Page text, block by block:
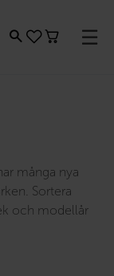
många nya
Sortera
och modellår